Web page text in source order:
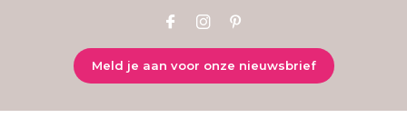
Meld je aan voor onze nieuwsbrief